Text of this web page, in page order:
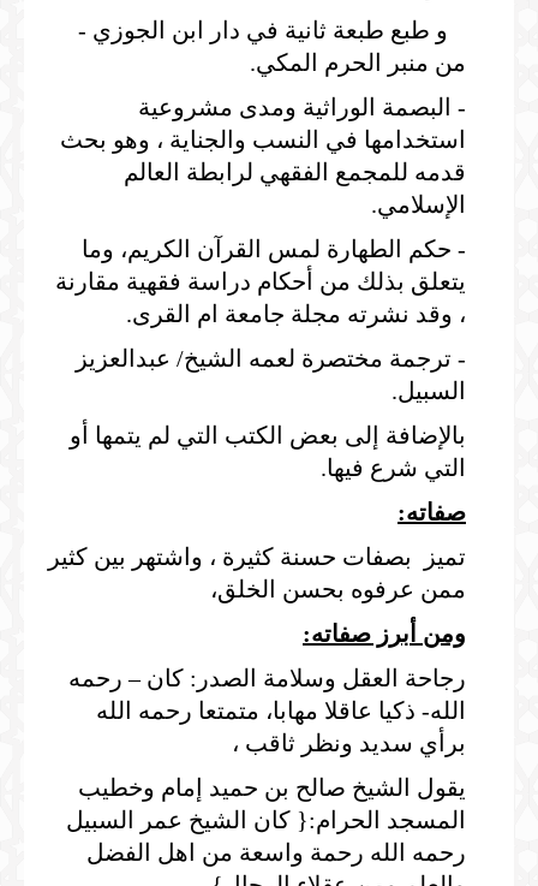
و طبع طبعة ثانية في دار ابن الجوزي -
من منبر الحرم المكي.
- البصمة الوراثية ومدى مشروعية
استخدامها في النسب والجناية ، وهو بحث
قدمه للمجمع الفقهي لرابطة العالم
الإسلامي.
- حكم الطهارة لمس القرآن الكريم، وما
يتعلق بذلك من أحكام دراسة فقهية مقارنة
، وقد نشرته مجلة جامعة ام القرى.
- ترجمة مختصرة لعمه الشيخ/ عبدالعزيز
السبيل.
بالإضافة إلى بعض الكتب التي لم يتمها أو
التي شرع فيها.
صفاته:
تميز بصفات حسنة كثيرة ، واشتهر بين كثير
ممن عرفوه بحسن الخلق،
ومن أبرز صفاته:
رجاحة العقل وسلامة الصدر: كان – رحمه
الله- ذكيا عاقلا مهابا، متمتعا رحمه الله
برأي سديد ونظر ثاقب ،
يقول الشيخ صالح بن حميد إمام وخطيب
المسجد الحرام:{ كان الشيخ عمر السبيل
رحمه الله رحمة واسعة من اهل الفضل